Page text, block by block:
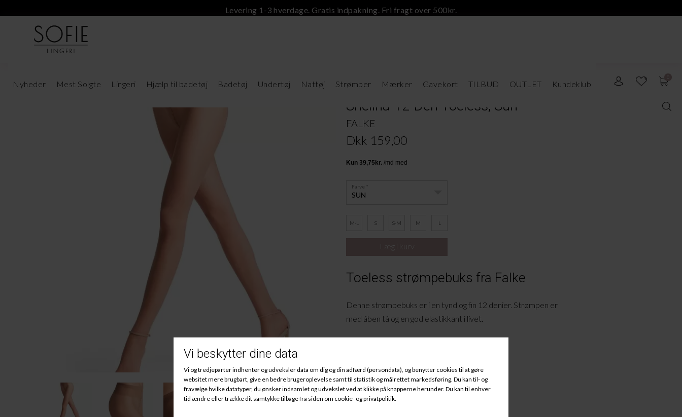
Levering 1-3 hverdage. Gratis indpakning. Fri fragt over 500kr.
Nyheder Mest Solgte Lingeri Hjælp til badetøj Badetøj Undertøj Nattøj Strømper Mærker Gavekort TILBUD OUTLET Kundeklub
Shelina 12 Den Toeless, Sun
FALKE
Dkk 159,00
SUN
Farve
M-L S S-M M L
Toeless strømpebuks fra Falke
Denne strømpebuks er i en tynd og fin 12 denier. Strømpen er
med åben tå og en god elastikkant i livet.